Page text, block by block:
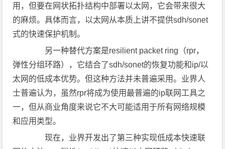
用，但要在网状拓扑结构中部署以太网，它会带来很大
的麻烦。具体而言，以太网从本质上讲不提供sdh/sonet
式的快速保护机制。
另一种替代方案是resilient packet ring（rpr，
弹性分组环路），它结合了sdh/sonet的恢复功能和ip/以
太网的低成本优势。但这种方法并未普遍采用。业界人
士普遍认为，虽然rpr将成为使用最普遍的ip联网工具之
一，但从商业角度来说它不大可能适用于所有网络规模
和应用类型。
现在，业界开发出了第三种实现低成本快速联